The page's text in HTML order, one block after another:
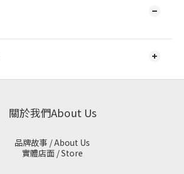
關於我們About Us
品牌故事 / About Us
實體店面 / Store